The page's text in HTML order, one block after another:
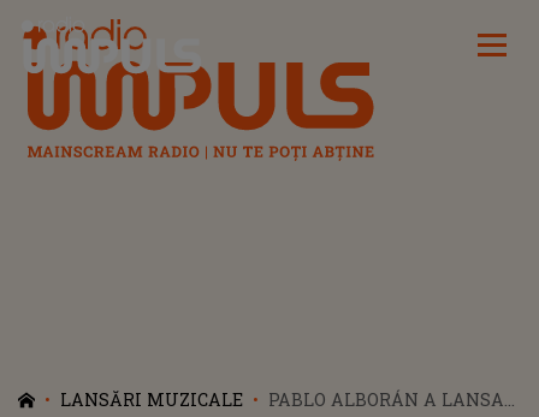
Radio Impuls
LANSĂRI MUZICALE
PABLO ALBORÁN A LANSAT